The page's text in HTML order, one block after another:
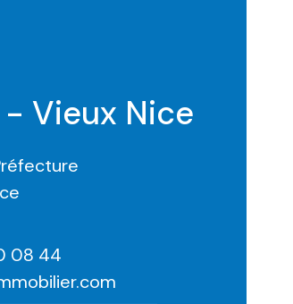
- Vieux Nice
08 44